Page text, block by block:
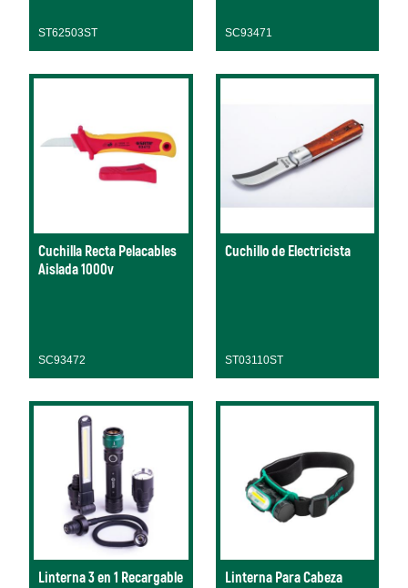
ST62503ST SC93471
Cuchilla Recta Pelacables
Aislada 1000v
SC93472
Cuchillo de Electricista
ST03110ST
Linterna 3 en 1 Recargable
Linterna Para Cabeza